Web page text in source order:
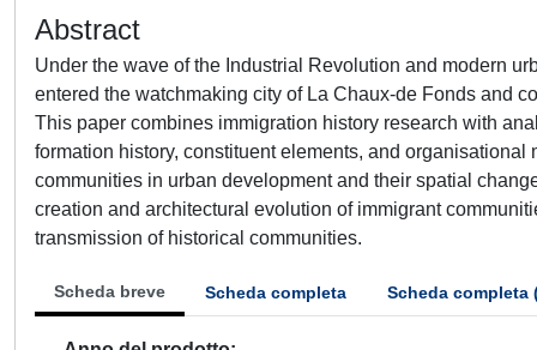
Abstract
Under the wave of the Industrial Revolution and modern
entered the watchmaking city of La Chaux-de Fonds and
This paper combines immigration history research with
formation history, constituent elements, and
communities in urban development and their spatial
creation and architectural evolution of immigrant
transmission of historical communities.
Scheda breve Scheda completa Scheda completa